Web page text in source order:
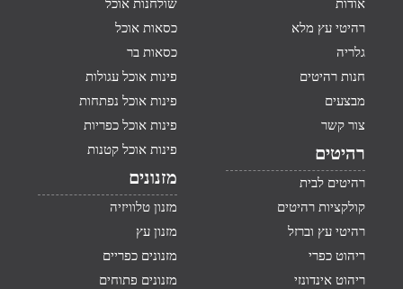
אודות
רהיטי עץ מלא
גלריה
חנות רהיטים
מבצעים
צור קשר
רהיטים
רהיטים לבית
קולקציות רהיטים
רהיטי עץ וברזל
ריהוט כפרי
ריהוט אינדונזי
שולחנות אוכל
כסאות אוכל
כסאות בר
פינות אוכל עגולות
פינות אוכל נפתחות
פינות אוכל כפריות
פינות אוכל קטנות
מזנונים
מזנון טלוויזיה
מזנון עץ
מזנונים כפריים
מזנונים פתוחים